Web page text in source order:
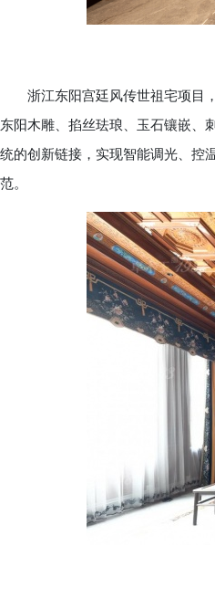
浙江东阳宫廷风传世祖宅项目，
东阳木雕、掐丝珐琅、玉石镶嵌、
统的创新链接，实现智能调光、控
范。